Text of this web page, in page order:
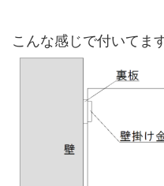
こんな感じで付いてま